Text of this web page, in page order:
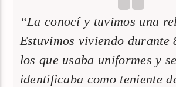
“La conocí y tuvimos una
Estuvimos viviendo durante
los que usaba uniformes y se
identificaba como teniente